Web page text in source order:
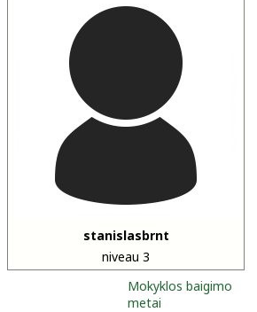
stanislasbrnt
niveau 3
Mokyklos baigimo
metai